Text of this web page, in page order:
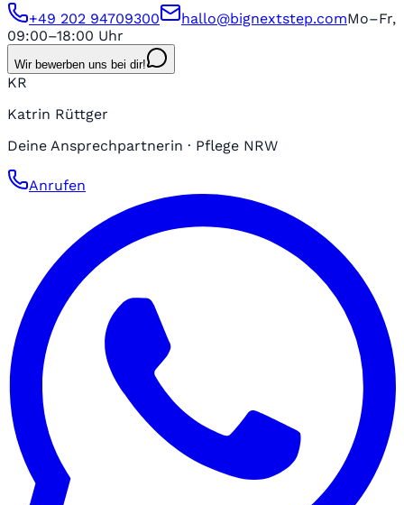
+49 202 94709300 hallo@bignextstep.comMo–Fr,
09:00–18:00 Uhr
Wir bewerben uns bei dir!
KR
Katrin Rüttger
Deine Ansprechpartnerin · Pflege NRW
Anrufen